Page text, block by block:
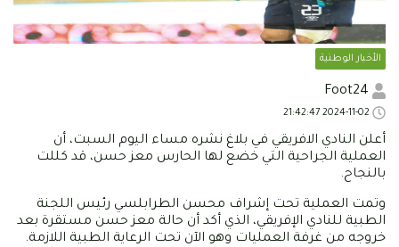
الأخبار الوطنية
أعلن النادي الافريقي في بلاغ نشره مساء اليوم السبت، أن
العملية الجراحية التي خضع لها الحارس معز حسن، قد كللت
بالنجاح.
وتمت العملية تحت إشراف محسن الطرابلسي رئيس اللجنة
الطبية للنادي الإفريقي، الذي أكد أن حالة معز حسن مستقرة بعد
خروجه من غرفة العمليات وهو الآن تحت الرعاية الطبية اللازمة.